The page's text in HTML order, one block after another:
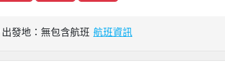
出發地：無包含航班 航班資訊